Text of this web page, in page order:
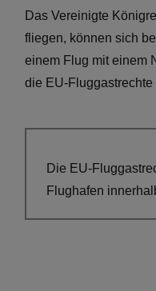
Das Vereinigte
fliegen, können sich
einem Flug mit einem
die EU-
Die EU-
Flughafen